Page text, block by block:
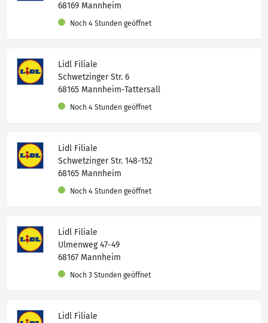
68169 Mannheim
Noch 4 Stunden geöffnet
Lidl Filiale
Schwetzinger Str. 6
68165 Mannheim-Tattersall
Noch 4 Stunden geöffnet
Lidl Filiale
Schwetzinger Str. 148-152
68165 Mannheim
Noch 4 Stunden geöffnet
Lidl Filiale
Ulmenweg 47-49
68167 Mannheim
Noch 3 Stunden geöffnet
Lidl Filiale